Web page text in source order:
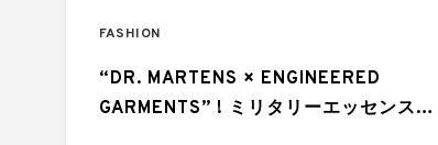
FASHION
“DR. MARTENS × ENGINEERED
GARMENTS” ! ミリタリーエッセンスが